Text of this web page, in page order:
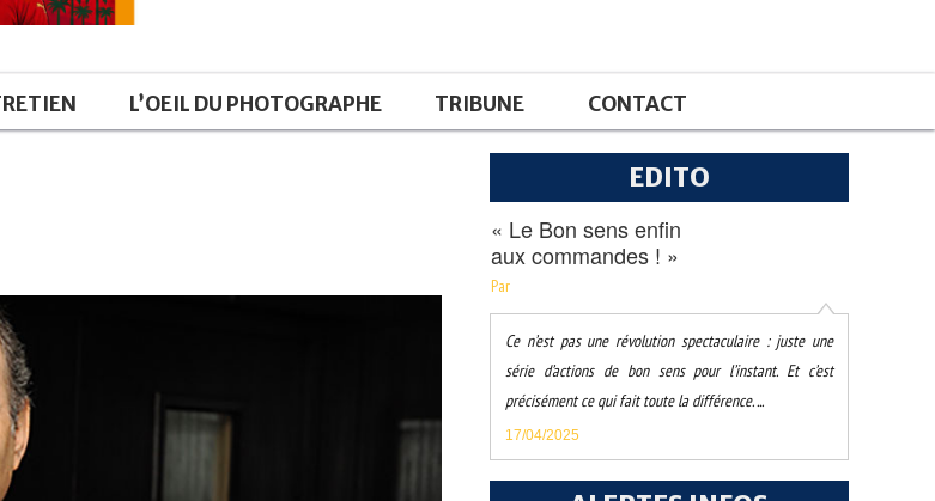
L’OEIL DU PHOTOGRAPHE TRIBUNE CONTACT
EDITO
« Le Bon sens enfin
aux commandes ! »
Par
Ce n’est pas une révolution spectaculaire : juste une
série d’actions de bon sens pour l’instant. Et c’est
précisément ce qui fait toute la différence. ...
17/04/2025